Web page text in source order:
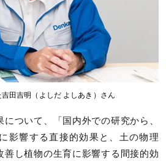
田吉明（よしだ よしあき）さん
ついて、「国内外での研究から、
影響する直接的効果と、土の物理
善し植物の生育に影響する間接的効